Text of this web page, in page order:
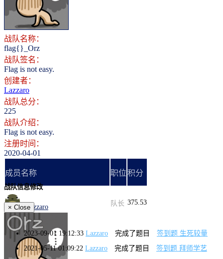
登录 注册
战队名称：
flag{}_Orz
战队签名：
Flag is not easy.
创建者：
Lazzaro
战队总分：
225
战队介绍：
Flag is not easy.
注册时间：
2020-04-01
成员名称 职位积分
Lazzaro 队长 375.53
2023-09-01 19:12:33 Lazzaro 完成了题目
签到题 生死较量
2021-05-11 01:09:22 Lazzaro 完成了题目
签到题 拜师学艺
战队信息修改
× Close